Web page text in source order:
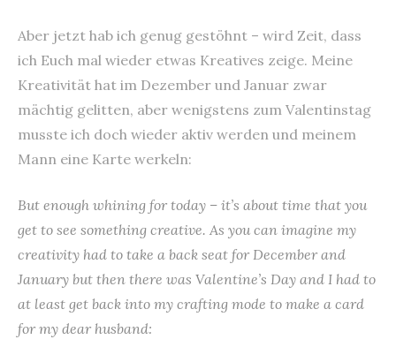
Aber jetzt hab ich genug gestöhnt – wird Zeit, dass
ich Euch mal wieder etwas Kreatives zeige. Meine
Kreativität hat im Dezember und Januar zwar
mächtig gelitten, aber wenigstens zum Valentinstag
musste ich doch wieder aktiv werden und meinem
Mann eine Karte werkeln:
But enough whining for today – it’s about time that you
get to see something creative. As you can imagine my
creativity had to take a back seat for December and
January but then there was Valentine’s Day and I had to
at least get back into my crafting mode to make a card
for my dear husband: